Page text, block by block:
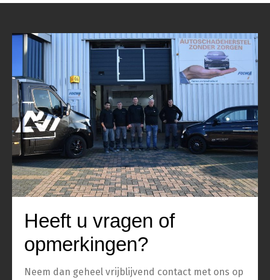
Heeft u vragen of
opmerkingen?
Neem dan geheel vrijblijvend contact met ons op